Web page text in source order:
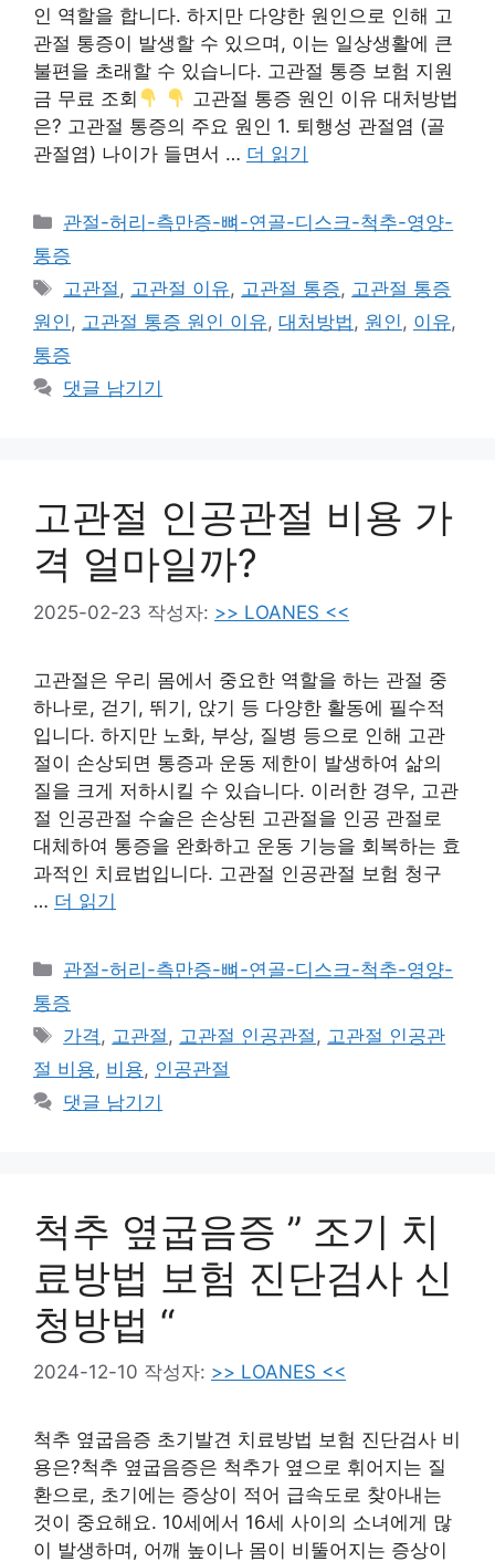
인 역할을 합니다. 하지만 다양한 원인으로 인해 고
관절 통증이 발생할 수 있으며, 이는 일상생활에 큰
불편을 초래할 수 있습니다. 고관절 통증 보험 지원
금 무료 조회
고관절 통증 원인 이유 대처방법
은? 고관절 통증의 주요 원인 1. 퇴행성 관절염 (골
관절염) 나이가 들면서 … 더 읽기
카
테
리
관절-허리-측만증-뼈-연골-디스크-척추-영양-
통증
태
그
고관절 , 고관절 이유, 고관절 통증, 고관절 통증
원인, 고관절 통증 원인 이유, 대처방법, 원인, 이유,
통증
댓글 남기기
고관절 인공관절 비용 가
격 얼마일까?
2025-02-23 작성자: >> LOANES <<
고관절은 우리 몸에서 중요한 역할을 하는 관절 중
하나로, 걷기, 뛰기, 앉기 등 다양한 활동에 필수적
입니다. 하지만 노화, 부상, 질병 등으로 인해 고관
절이 손상되면 통증과 운동 제한이 발생하여 삶의
질을 크게 저하시킬 수 있습니다. 이러한 경우, 고관
절 인공관절 수술은 손상된 고관절을 인공 관절로
대체하여 통증을 완화하고 운동 기능을 회복하는 효
과적인 치료법입니다. 고관절 인공관절 보험 청구
… 더 읽기
카
테
고
리
관절-허리-측만증-뼈-연골-디스크-척추-영양-
통증
태
그
가격 , 고관절 , 고관절 인공관절 , 고관절 인공관
절 비용, 비용, 인공관절
댓글 남기기
척추 옆굽음증 ” 조기 치
료방법 보험 진단검사 신
청방법 “
2024-12-10 작성자: >> LOANES <<
척추 옆굽음증 초기발견 치료방법 보험 진단검사 비
용은?척추 옆굽음증은 척추가 옆으로 휘어지는 질
환으로, 초기에는 증상이 적어 급속도로 찾아내는
것이 중요해요. 10세에서 16세 사이의 소녀에게 많
이 발생하며, 어깨 높이나 몸이 비뚤어지는 증상이